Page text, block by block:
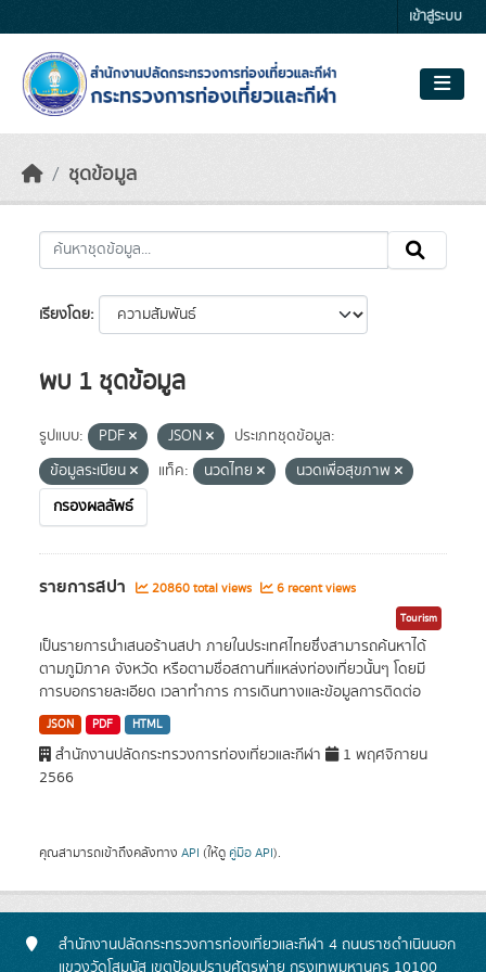
เข้าสู่ระบบ
ชุดข้อมูล
เรียงโดย
พบ 1 ชุดข้อมูล
รูปแบบ: PDF JSON
ประเภทชุดข้อมูล:
ข้อมูลระเบียน
แท็ค: นวดไทย
นวดเพื่อสุขภาพ
กรองผลลัพธ์
รายการสปา 20860 total views 6 recent views
Tourism
เป็นรายการนำเสนอร้านสปา ภายในประเทศไทยซึ่งสามารถค้นหาได้
ตามภูมิภาค จังหวัด หรือตามชื่อสถานที่แหล่งท่องเที่ยวนั้นๆ โดยมี
การบอกรายละเอียด เวลาทำการ การเดินทางและข้อมูลการติดต่อ
JSON PDF HTML
สำนักงานปลัดกระทรวงการท่องเที่ยวและกีฬา
1 พฤศจิกายน
2566
คุณสามารถเข้าถึงคลังทาง API (ให้ดู คู่มือ API).
สำนักงานปลัดกระทรวงการท่องเที่ยวและกีฬา 4 ถนนราชดำเนินนอก
แขวงวัดโสมนัส เขตป้อมปราบศัตรูพ่าย กรุงเทพมหานคร 10100